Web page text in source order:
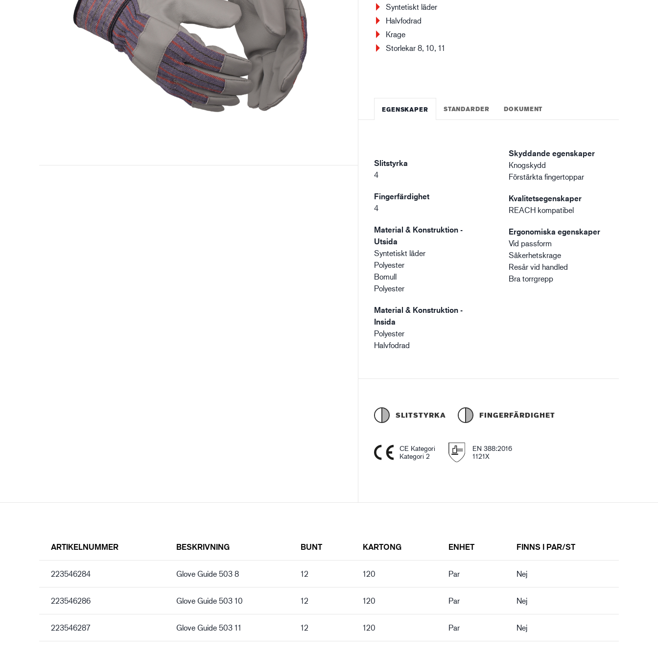
XTRM™
Olje- och gasindustri Bygg- och anläggning
Syntetiskt läder
Halvfodrad
Krage
Storlekar 8, 10, 11
EGENSKAPER STANDARDER DOKUMENT
Slitstyrka
4
Fingerfärdighet
4
Material & Konstruktion -
Utsida
Syntetiskt läder
Polyester
Bomull
Polyester
Material & Konstruktion -
Insida
Polyester
Halvfodrad
Skyddande egenskaper
Knogskydd
Förstärkta fingertoppar
Kvalitetsegenskaper
REACH kompatibel
Ergonomiska egenskaper
Vid passform
Säkerhetskrage
Resår vid handled
Bra torrgrepp
SLITSTYRKA FINGERFÄRDIGHET
CE Kategori
Kategori 2
EN 388:2016
1121X
ARTIKELNUMMER BESKRIVNING BUNT KARTONG ENHET FINNS I PAR/ST
223546284 Glove Guide 503 8 12 120 Par Nej
223546286 Glove Guide 503 10 12 120 Par Nej
223546287 Glove Guide 503 11 12 120 Par Nej